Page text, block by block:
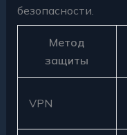
безопасности.
Метод
защиты
VPN